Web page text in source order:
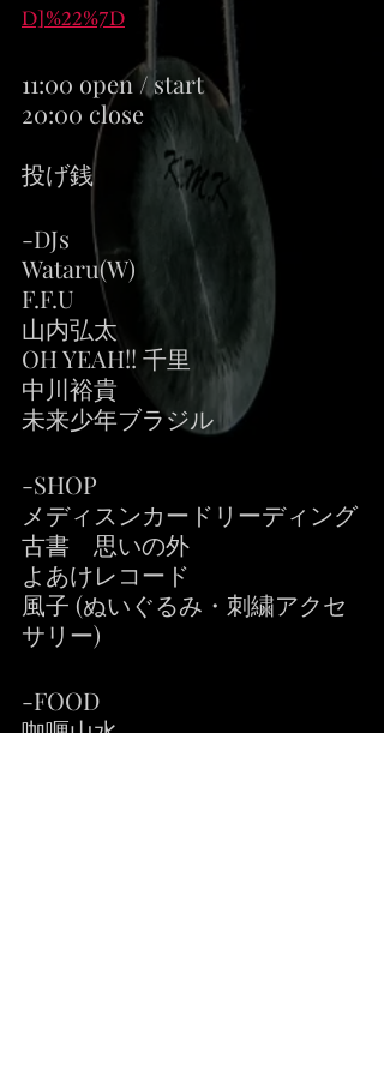
D]%22%7D
11:00 open / start
20:00 close
投げ銭
-DJs
Wataru(W)
F.F.U
山内弘太
OH YEAH!! 千里
中川裕貴
未来少年ブラジル
-SHOP
メディスンカードリーディング
古書　思いの外
よあけレコード
風子 (ぬいぐるみ・刺繍アクセ
サリー)
-FOOD
咖喱山水